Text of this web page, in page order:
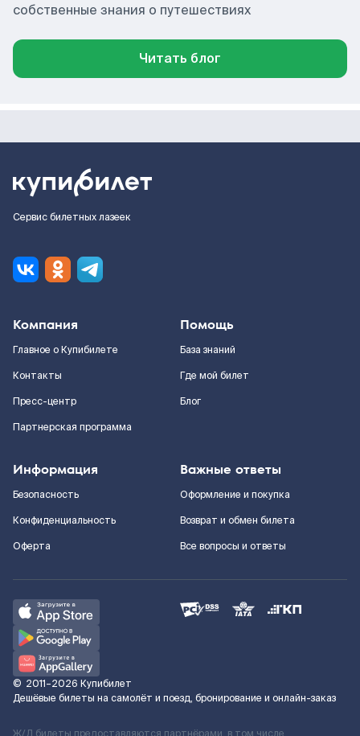
собственные знания о путешествиях
Читать блог
Сервис билетных лазеек
Компания
Главное о Купибилете
Контакты
Пресс-центр
Партнерская программа
Помощь
База знаний
Где мой билет
Блог
Информация
Безопасность
Конфиденциальность
Оферта
Важные ответы
Оформление и покупка
Возврат и обмен билета
Все вопросы и ответы
© 2011–2026 Купибилет
Дешёвые билеты на самолёт и поезд, бронирование и онлайн-заказ